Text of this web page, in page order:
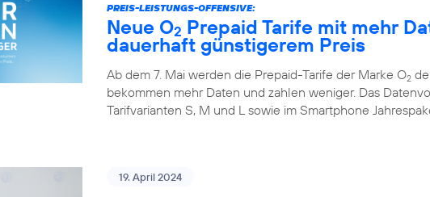
PREIS-LEISTUNGS-OFFENSIVE:
Neue O2 Prepaid Tarife mit mehr
dauerhaft günstigerem Preis
Ab dem 7. Mai werden die Prepaid-Tarife der Marke O2
bekommen mehr Daten und zahlen weniger. Das
Tarifvarianten S, M und L sowie im Smartphone
19. April 2024